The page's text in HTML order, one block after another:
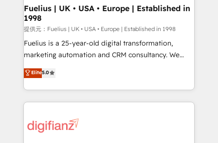
can support public sector companies as well the
other ones listed in our profile. Our services: -
HubSpot implementation - HubSpot CMS website
build We can do lots of things. But everything we do
is there for you to: - Grow revenue, and run your
relationships with customers - Make better
decisions with data - Find a new voice and reach
Fuelius | UK • USA • Europe | Established in
1998
提供元：Fuelius | UK • USA • Europe | Established in 1998
Fuelius is a 25-year-old digital transformation,
marketing automation and CRM consultancy. We
enable mid-market and enterprise clients to
maximise their return from digital and fuel their
growth. We modernise platforms, streamline
operations that are causing inefficiencies, improve
supercharge revenue operations Key services: • CRM
Elite5.0